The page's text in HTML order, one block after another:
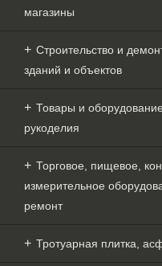
магазины
Строительство и
зданий и объектов
Товары и
рукоделия
Торговое, пищевое,
измерительное
ремонт
Тротуарная плитка,